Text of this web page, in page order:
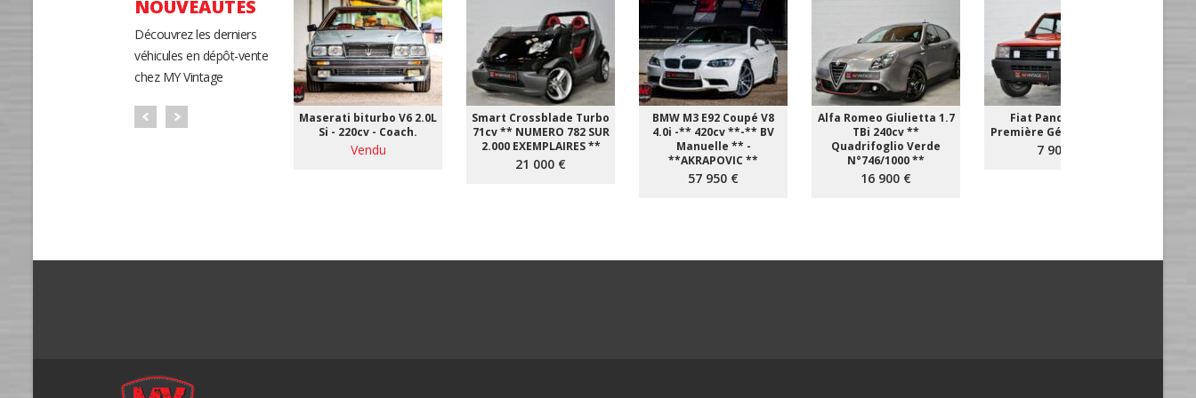
NOUVEAUTÉS
Découvrez les derniers
véhicules en dépôt-vente
chez MY Vintage
Maserati biturbo V6 2.0L
Si - 220cv - Coach.
Vendu
Smart Crossblade Turbo
71cv ** NUMERO 782 SUR
2.000 EXEMPLAIRES **
21 000 €
BMW M3 E92 Coupé V8
4.0i -** 420cv **-** BV
Manuelle ** -
**AKRAPOVIC **
57 950 €
Alfa Romeo Giulietta 1.7
TBi 240cv **
Quadrifoglio Verde
N°746/1000 **
16 900 €
Fiat Panda 4x4 **
Première Génération **
7 900 €